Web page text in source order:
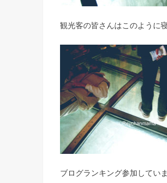
観光客の皆さんはこのように
ブログランキング参加してい